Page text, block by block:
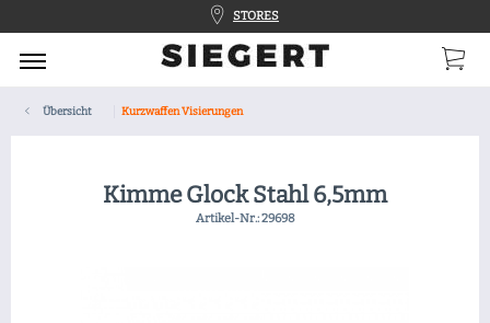
STORES
Übersicht Kurzwaffen Visierungen
Kimme Glock Stahl 6,5mm
Artikel-Nr.:29698